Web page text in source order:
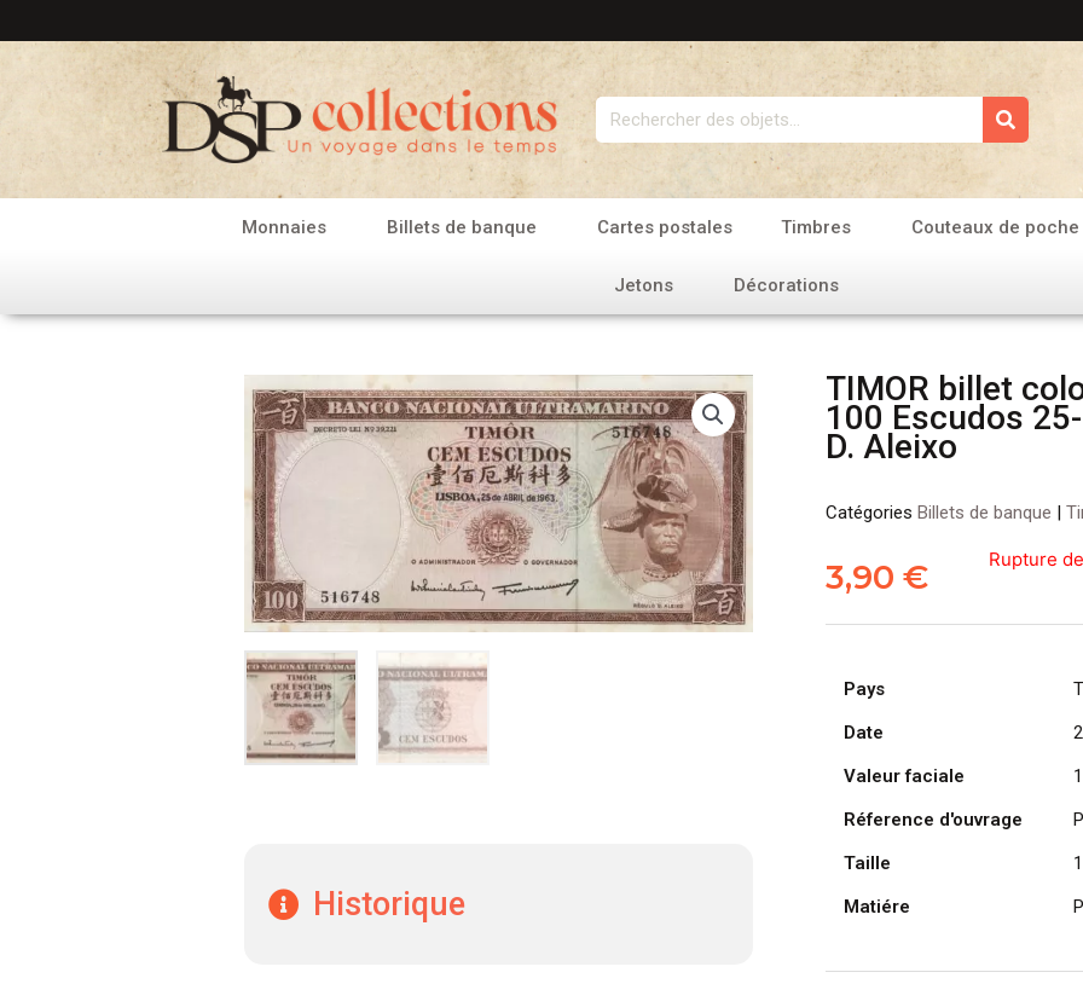
au
contenu
Rechercher
Monnaies Billets de banque Cartes postales Timbres Couteaux de poche
Jetons Décorations
Historique
TIMOR billet
100 Escudos
D. Aleixo
Catégories Billets de banque |
3,90 € Rupture
Pays
Date
Valeur faciale
Réference d'ouvrage
Taille
Matiére